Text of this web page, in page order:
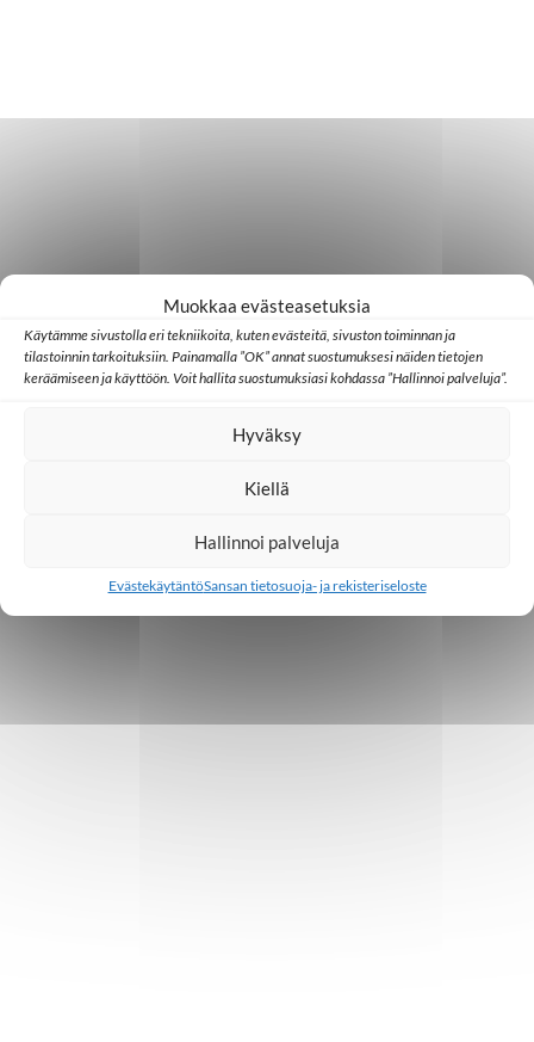
Muokkaa evästeasetuksia
Käytämme sivustolla eri tekniikoita, kuten evästeitä, sivuston toiminnan ja
tilastoinnin tarkoituksiin. Painamalla ”OK” annat suostumuksesi näiden tietojen
keräämiseen ja käyttöön. Voit hallita suostumuksiasi kohdassa ”Hallinnoi palveluja”.
Hyväksy
Kiellä
Hallinnoi palveluja
EvästekäytäntöSansan tietosuoja- ja rekisteriseloste